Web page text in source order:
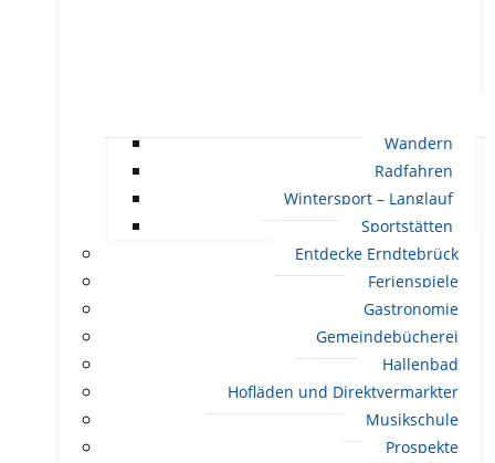
Wandern
Radfahren
Wintersport – Langlauf
Sportstätten
Entdecke Erndtebrück
Ferienspiele
Gastronomie
Gemeindebücherei
Hallenbad
Hofläden und Direktvermarkter
Musikschule
Prospekte